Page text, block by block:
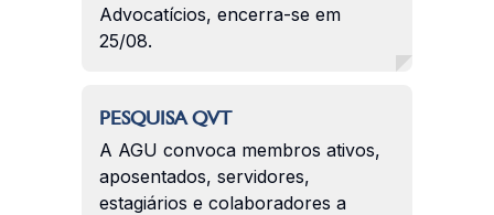
Advocatícios, encerra-se em
25/08.
PESQUISA QVT
A AGU convoca membros ativos,
aposentados, servidores,
estagiários e colaboradores a